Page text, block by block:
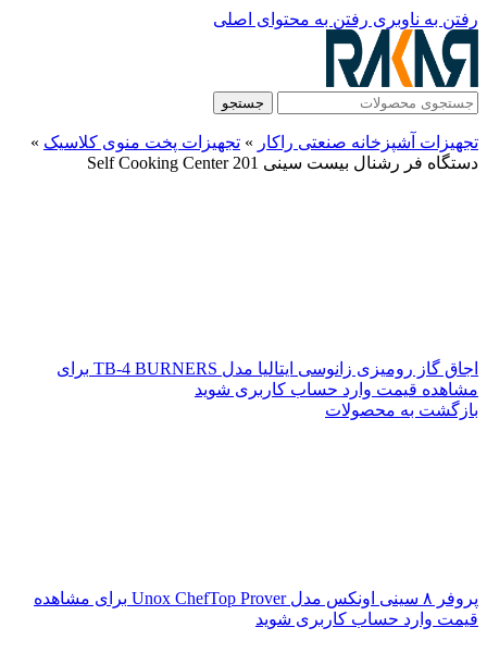
رفتن به ناوبری رفتن به محتوای اصلی
جستجو
تجهیزات آشپزخانه صنعتی راکار » تجهیزات پخت منوی کلاسیک »
دستگاه فر رشنال بیست سینی Self Cooking Center 201
اجاق گاز رومیزی زانوسی ایتالیا مدل TB-4 BURNERS
برای
مشاهده قیمت وارد حساب کاربری شوید
بازگشت به محصولات
پروفر ۸ سینی اونکس مدل Unox ChefTop Prover
برای مشاهده
قیمت وارد حساب کاربری شوید